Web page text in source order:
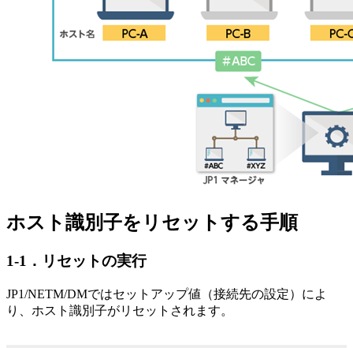
ホスト識別子をリセットする手順
1-1．リセットの実行
JP1/NETM/DMではセットアップ値（接続先の設定）によ
り、ホスト識別子がリセットされます。